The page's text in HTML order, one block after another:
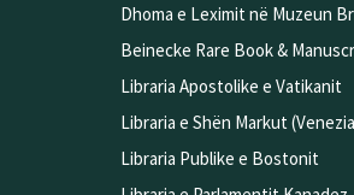
Dhoma e Leximit në Muzeun
Beinecke Rare Book &
Libraria Apostolike e Vatikanit
Libraria e Shën Markut
Libraria Publike e Bostonit